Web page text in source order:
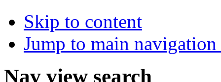
Skip to content
Jump to main
Nav view search